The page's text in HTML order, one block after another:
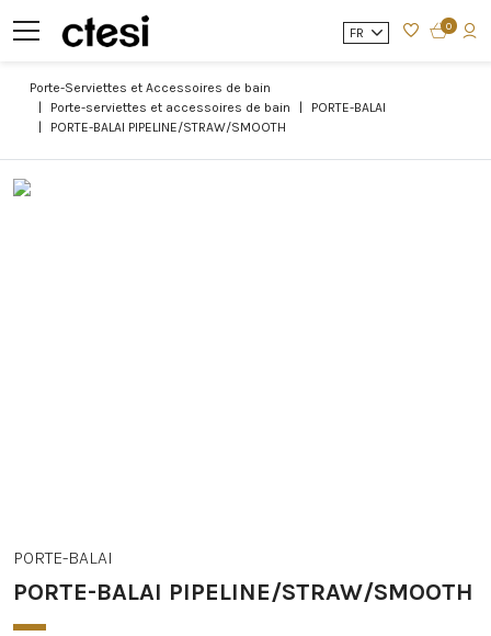
FR 0
Porte-Serviettes et Accessoires de bain
Porte-serviettes et accessoires de bain
PORTE-BALAI
PORTE-BALAI PIPELINE/STRAW/SMOOTH
PORTE-BALAI
PORTE-BALAI PIPELINE/STRAW/SMOOTH